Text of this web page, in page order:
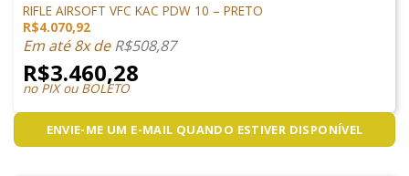
RIFLE AIRSOFT VFC KAC PDW 10 – PRETO
R$4.070,92
Em até 8x deR$508,87
R$3.460,28
no PIX ou BOLETO
ENVIE-ME UM E-MAIL QUANDO ESTIVER DISPONÍVEL